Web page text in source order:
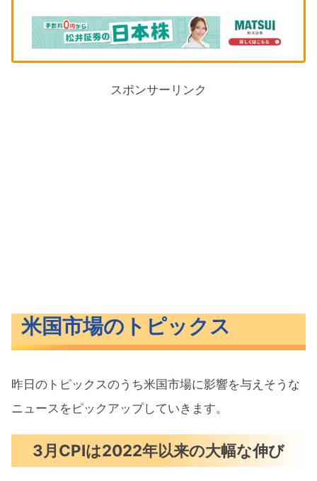
スポンサーリンク
米国市場のトピックス
昨日のトピックスのうち米国市場に影響を与えそうな
ニュースをピックアップしていきます。
3月CPIは2022年以来の大幅な伸び